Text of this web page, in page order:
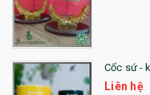
28. BỘ ĐỒ ĂN CAO CẤP
29. MÓC KHOÁ
31. TÚI VẢI KHÔNG DỆT
Cốc sứ -
Liên hệ